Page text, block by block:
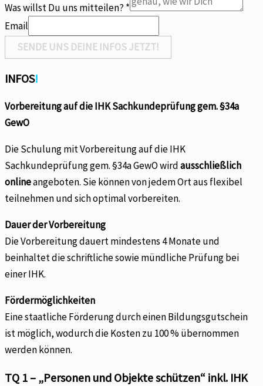
Name
Was willst Du uns mitteilen? *
Email
SENDE UNS DEINE INFOS JETZT!
INFOS!
Vorbereitung auf die IHK Sachkundeprüfung gem. §34a
GewO
Die Schulung mit Vorbereitung auf die IHK
Sachkundeprüfung gem. §34a GewO wirdausschließlich
onlineangeboten. Sie können von jedem Ort aus flexibel
teilnehmen und sich optimal vorbereiten.
Dauer der Vorbereitung
Die Vorbereitung dauert mindestens 4 Monate und
beinhaltet die schriftliche sowie mündliche Prüfung bei
einer IHK.
Fördermöglichkeiten
Eine staatliche Förderung durch einen Bildungsgutschein
ist möglich, wodurch die Kosten zu 100 % übernommen
werden können.
TQ 1 – „Personen und Objekte schützen“ inkl. IHK